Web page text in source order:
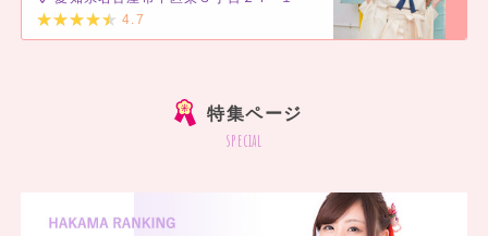
4.7
特集ページ
special